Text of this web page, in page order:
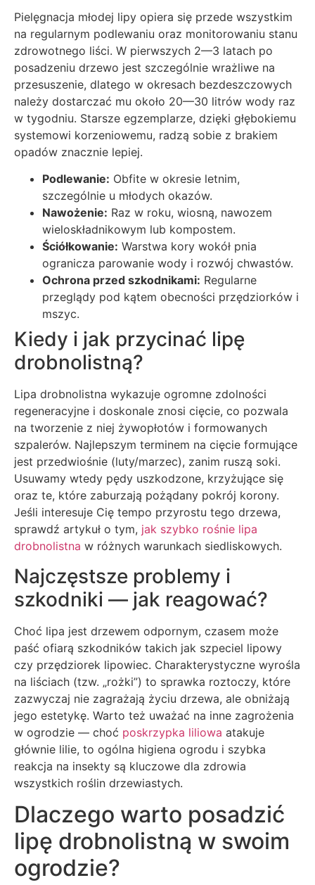
Pielęgnacja młodej lipy opiera się przede wszystkim
na regularnym podlewaniu oraz monitorowaniu stanu
zdrowotnego liści. W pierwszych 2—3 latach po
posadzeniu drzewo jest szczególnie wrażliwe na
przesuszenie, dlatego w okresach bezdeszczowych
należy dostarczać mu około 20—30 litrów wody raz
w tygodniu. Starsze egzemplarze, dzięki głębokiemu
systemowi korzeniowemu, radzą sobie z brakiem
opadów znacznie lepiej.
Podlewanie: Obfite w okresie letnim,
szczególnie u młodych okazów.
Nawożenie: Raz w roku, wiosną, nawozem
wieloskładnikowym lub kompostem.
Ściółkowanie: Warstwa kory wokół pnia
ogranicza parowanie wody i rozwój chwastów.
Ochrona przed szkodnikami: Regularne
przeglądy pod kątem obecności przędziorków i
mszyc.
Kiedy i jak przycinać lipę
drobnolistną?
Lipa drobnolistna wykazuje ogromne zdolności
regeneracyjne i doskonale znosi cięcie, co pozwala
na tworzenie z niej żywopłotów i formowanych
szpalerów. Najlepszym terminem na cięcie formujące
jest przedwiośnie (luty/marzec), zanim ruszą soki.
Usuwamy wtedy pędy uszkodzone, krzyżujące się
oraz te, które zaburzają pożądany pokrój korony.
Jeśli interesuje Cię tempo przyrostu tego drzewa,
sprawdź artykuł o tym, jak szybko rośnie lipa
drobnolistna w różnych warunkach siedliskowych.
Najczęstsze problemy i
szkodniki — jak reagować?
Choć lipa jest drzewem odpornym, czasem może
paść ofiarą szkodników takich jak szpeciel lipowy
czy przędziorek lipowiec. Charakterystyczne wyrośla
na liściach (tzw. „rożki”) to sprawka roztoczy, które
zazwyczaj nie zagrażają życiu drzewa, ale obniżają
jego estetykę. Warto też uważać na inne zagrożenia
w ogrodzie — choć poskrzypka liliowa atakuje
głównie lilie, to ogólna higiena ogrodu i szybka
reakcja na insekty są kluczowe dla zdrowia
wszystkich roślin drzewiastych.
Dlaczego warto posadzić
lipę drobnolistną w swoim
ogrodzie?